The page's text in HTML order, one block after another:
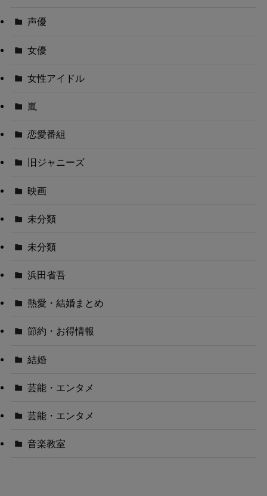
声優
女優
女性アイドル
嵐
恋愛番組
旧ジャニーズ
映画
未分類
未分類
浜田省吾
熱愛・結婚まとめ
節約・お得情報
結婚
芸能・エンタメ
芸能・エンタメ
音楽教室